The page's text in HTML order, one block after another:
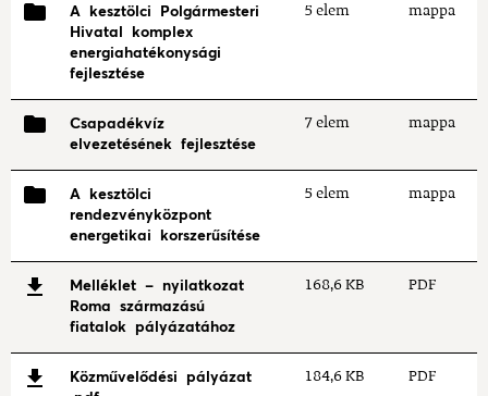
A kesztölci Polgármesteri
Hivatal komplex
energiahatékonysági
fejlesztése
5 elem mappa
Csapadékvíz
elvezetésének fejlesztése
7 elem mappa
A kesztölci
rendezvényközpont
energetikai korszerűsítése
5 elem mappa
Melléklet - nyilatkozat
Roma származású
fiatalok pályázatához
168,6 KB PDF
Közművelődési pályázat
184,6 KB PDF